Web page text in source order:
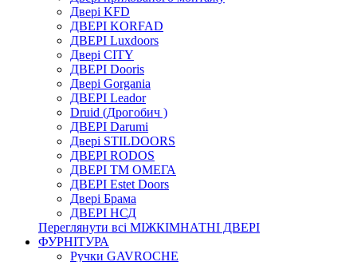
Двері KFD
ДВЕРІ KORFAD
ДВЕРІ Luxdoors
Двері CITY
ДВЕРІ Dooris
Двері Gorgania
ДВЕРІ Leador
Druid (Дрогобич )
ДВЕРІ Darumi
Двері STILDOORS
ДВЕРІ RODOS
ДВЕРІ ТМ ОМЕГА
ДВЕРІ Estet Doors
Двері Брама
ДВЕРІ НСД
Переглянути всі МІЖКІМНАТНІ ДВЕРІ
ФУРНІТУРА
Ручки GAVROCHE